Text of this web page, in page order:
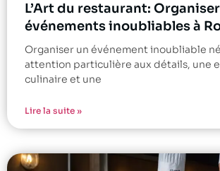
L’Art du restaurant:
événements inoubliables à
Organiser un événement inoubliable
attention particulière aux détails, une
culinaire et une
Lire la suite »